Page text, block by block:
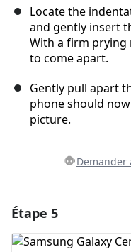
Locate the
and gently insert
With a firm prying
to come apart.
Gently pull apart
phone should
picture.
Demander
Étape 5